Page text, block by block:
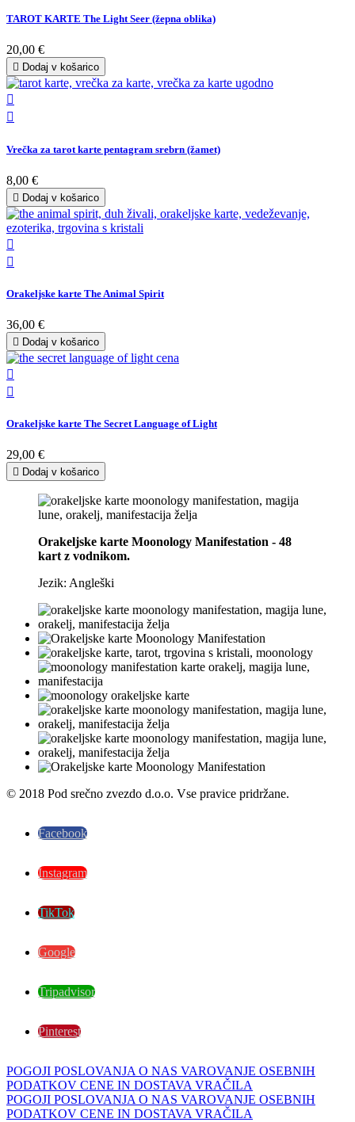
TAROT KARTE The Light Seer (žepna oblika)
20,00 €
 Dodaj v košarico


Vrečka za tarot karte pentagram srebrn (žamet)
8,00 €
 Dodaj v košarico


Orakeljske karte The Animal Spirit
36,00 €
 Dodaj v košarico


Orakeljske karte The Secret Language of Light
29,00 €
 Dodaj v košarico
Orakeljske karte Moonology Manifestation - 48
kart z vodnikom.
Jezik: Angleški
© 2018 Pod srečno zvezdo d.o.o. Vse pravice pridržane.
Facebook
Instagram
TikTok
Google
Tripadvisor
Pinterest
POGOJI POSLOVANJA O NAS VAROVANJE OSEBNIH
PODATKOV CENE IN DOSTAVA VRAČILA
POGOJI POSLOVANJA O NAS VAROVANJE OSEBNIH
PODATKOV CENE IN DOSTAVA VRAČILA